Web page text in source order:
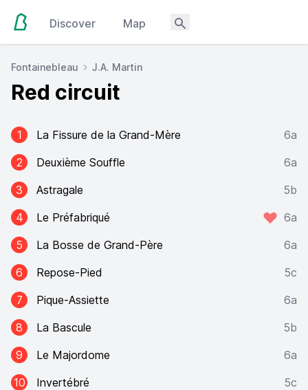
Discover Map
Fontainebleau J.A. Martin
Red circuit
1 La Fissure de la Grand-Mère
6a
2
Deuxième Souffle
6a
3
Astragale
5b
4
Le Préfabriqué
6a
5
La Bosse de Grand-Père
6a
6
Repose-Pied
5c
7
Pique-Assiette
6a
8
La Bascule
5b
9
Le Majordome
6a
10
Invertébré
5c